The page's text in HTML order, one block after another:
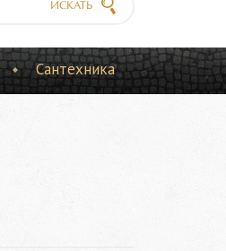
ИСКАТЬ
Сантехника